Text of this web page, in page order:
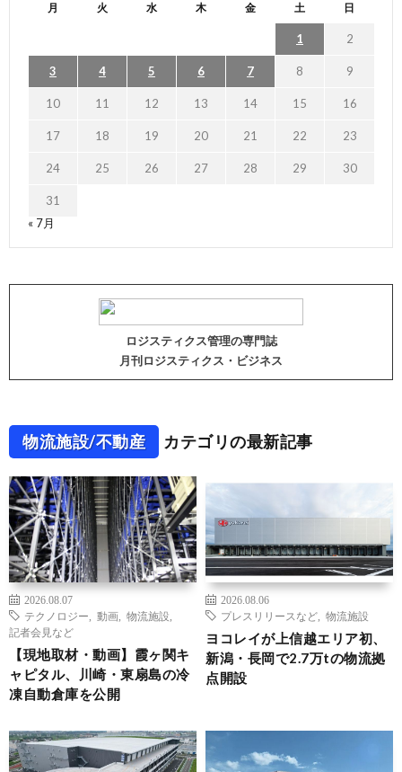
月 火 水 木 金 土 日
1 2
3 4 5 6 7 8 9
10 11 12 13 14 15 16
17 18 19 20 21 22 23
24 25 26 27 28 29 30
31
« 7月
ロジスティクス管理の専門誌
月刊ロジスティクス・ビジネス
物流施設/不動産 カテゴリの最新記事
2026.08.07
テクノロジー
動画 物流施設
記者会見など
【現地取材・動画】霞ヶ関キ
ャピタル、川崎・東扇島の冷
凍自動倉庫を公開
2026.08.06
プレスリリースなど
物流施設
ヨコレイが上信越エリア初、
新潟・長岡で2.7万tの物流拠
点開設